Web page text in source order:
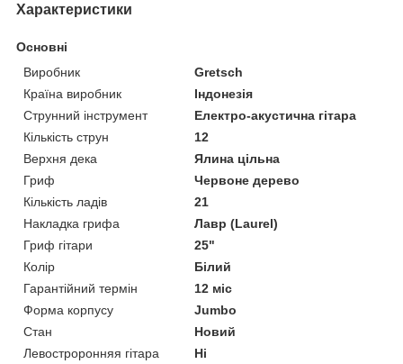
Характеристики
Основні
Виробник
Gretsch
Країна виробник
Індонезія
Струнний інструмент
Електро-акустична гітара
Кількість струн
12
Верхня дека
Ялина цільна
Гриф
Червоне дерево
Кількість ладів
21
Накладка грифа
Лавр (Laurel)
Гриф гітари
25"
Колір
Білий
Гарантійний термін
12 міс
Форма корпусу
Jumbo
Стан
Новий
Левостроронняя гітара
Ні